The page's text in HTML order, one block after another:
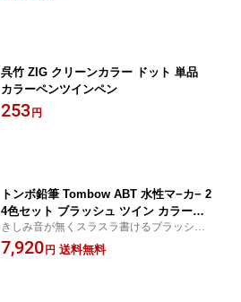
呉竹 ZIG クリーンカラー ドット 単品
カラーペンツインペン
253 円
トンボ鉛筆 Tombow ABT 水性マ−カ− 2
4色セット ブラッシュ ツイン カラーペ
ン
きしみ音が無くスラスラ書けるブラッシュ
ペン
7,920 円 送料無料